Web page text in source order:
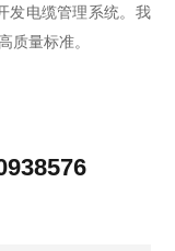
发电缆管理系统。我
质量标准。